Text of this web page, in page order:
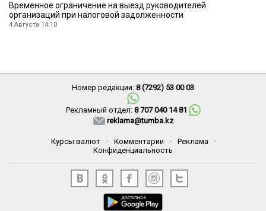
Временное ограничение на выезд руководителей
организаций при налоговой задолженности
4 Августа 14:10
Номер редакции: 8 (7292) 53 00 03
Рекламный отдел: 8 707 040 14 81
reklama@tumba.kz
Курсы валют · Комментарии · Реклама
·
Конфиденциальность